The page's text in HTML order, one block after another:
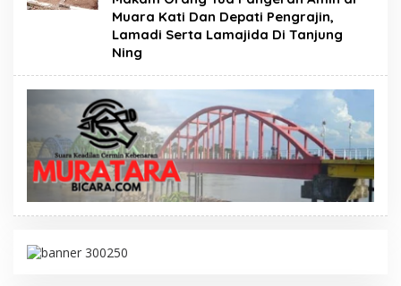
Muara Kati Dan Depati Pengrajin,
Lamadi Serta Lamajida Di Tanjung
Ning